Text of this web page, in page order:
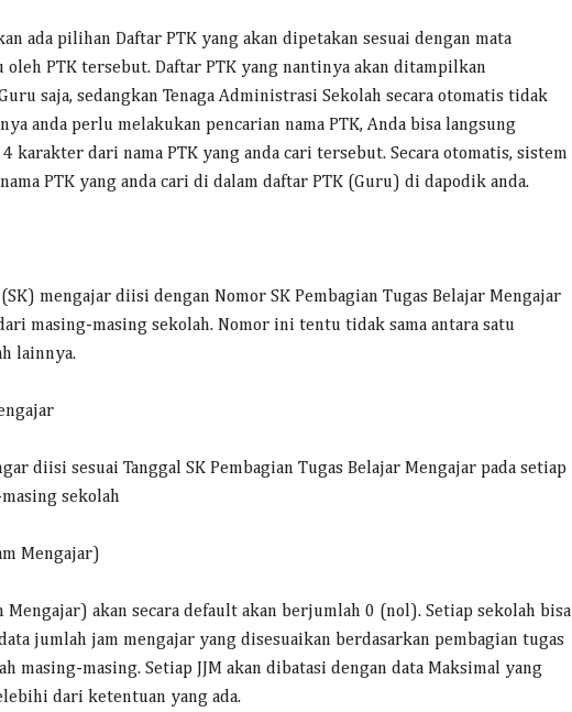
ada pilihan Daftar PTK yang akan dipetakan sesuai dengan mata
oleh PTK tersebut. Daftar PTK yang nantinya akan ditampilkan
saja, sedangkan Tenaga Administrasi Sekolah secara otomatis tidak
anda perlu melakukan pencarian nama PTK, Anda bisa langsung
karakter dari nama PTK yang anda cari tersebut. Secara otomatis, sistem
PTK yang anda cari di dalam daftar PTK (Guru) di dapodik anda.
mengajar diisi dengan Nomor SK Pembagian Tugas Belajar Mengajar
masing-masing sekolah. Nomor ini tentu tidak sama antara satu
lainnya.
diisi sesuai Tanggal SK Pembagian Tugas Belajar Mengajar pada setiap
sekolah
Mengajar)
Mengajar) akan secara default akan berjumlah 0 (nol). Setiap sekolah bisa
jumlah jam mengajar yang disesuaikan berdasarkan pembagian tugas
masing-masing. Setiap JJM akan dibatasi dengan data Maksimal yang
dari ketentuan yang ada.